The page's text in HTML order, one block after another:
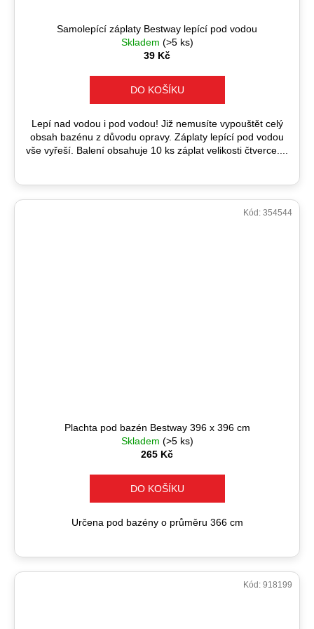
Samolepící záplaty Bestway lepící pod vodou
Skladem (>5 ks)
39 Kč
DO KOŠÍKU
Lepí nad vodou i pod vodou! Již nemusíte vypouštět celý
obsah bazénu z důvodu opravy. Záplaty lepící pod vodou
vše vyřeší. Balení obsahuje 10 ks záplat velikosti čtverce....
Plachta pod bazén Bestway 396 x 396 cm
Skladem (>5 ks)
265 Kč
DO KOŠÍKU
Určena pod bazény o průměru 366 cm
Kód: 354544
Kód: 918199